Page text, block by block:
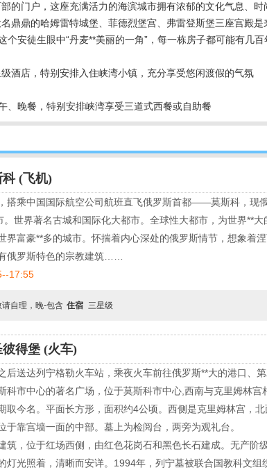
的门户，这座充满活力的海滨城市拥有浓郁的文化气息、
鼎鼎的哈姆雷特城堡、菲德烈堡宫、弗雷登斯堡三座宫殿
个安徒生眼中“丹麦**美丽的一角”，每一栋房子都可能有几
酒店，特别安排入住峡湾小镇，充分享受悠闲渡假的气氛
、晚餐，特别安排峡湾享受三道式西餐或自助餐
(飞机)
搭乘中国国际航空公司航班直飞俄罗斯首都——莫斯科，现
。世界著名古城和国际化大都市。全球性大都市，为世界**
界富豪**多的城市。怀揣着内心深处的俄罗斯情节，想象着
俄罗斯特色的宗教建筑……
17:55
自理，晚-包含 住宿 三星级
得堡 (火车)
后送达列宁格勒火车站，乘夜火车前往俄罗斯**大的港口、
科市中心的著名广场，位于莫斯科市中心,西南与克里姆林
取今名。平面长方形，面积约4公顷。西侧是克里姆林宫，
于靠宫墙一面的中部。墓上为检阅台，两旁为观礼台。
筑，位于红场西侧，由红色花岗石和黑色长石建成。无产
灯光照着，清晰而安详。1994年，列宁墓被联合国教科文组